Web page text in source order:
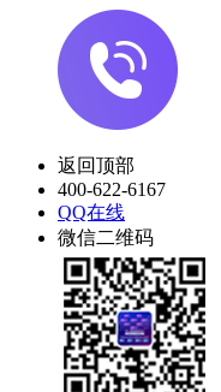
返回顶部
400-622-6167
QQ在线
微信二维码